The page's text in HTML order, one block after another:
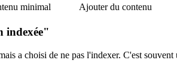
minimal Ajouter du contenu
indexée"
a choisi de ne pas l'indexer. C'est